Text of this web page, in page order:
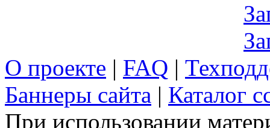
О проекте | FAQ |
Баннеры сайта | Каталог
При использовании